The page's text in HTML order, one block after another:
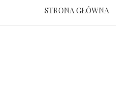
STRONA GŁÓWNA